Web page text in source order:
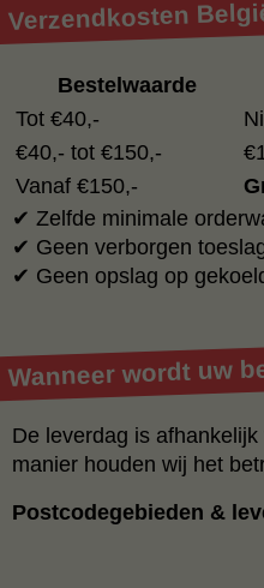
Verzendkosten
Bestelwaarde
Tot €40,-
€40,- tot €150,-
Vanaf €150,-
✔ Zelfde minimale
✔ Geen verborgen
✔ Geen opslag op
Wanneer wordt uw
De leverdag is
manier houden wij het
Postcodegebieden &